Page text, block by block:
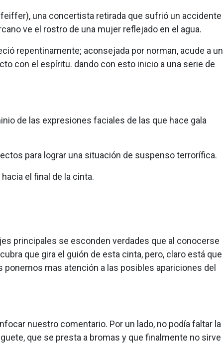
una concertista retirada que sufrió un accidente
ve el rostro de una mujer reflejado en el agua.
repentinamente; aconsejada por norman, acude a un
con el espíritu. dando con esto inicio a una serie de
de las expresiones faciales de las que hace gala
para lograr una situación de suspenso terrorífica.
el final de la cinta.
principales se esconden verdades que al conocerse
que gira el guión de esta cinta, pero, claro está que
mas atención a las posibles apariciones del
nuestro comentario. Por un lado, no podía faltar la
que se presta a bromas y que finalmente no sirve